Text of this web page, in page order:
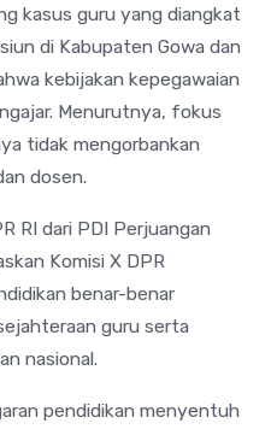
kasus guru yang diangkat
di Kabupaten Gowa dan
kebijakan kepegawaian
Menurutnya, fokus
tidak mengorbankan
dosen.
RI dari PDI Perjuangan
Komisi X DPR
benar-benar
guru serta
nasional.
pendidikan menyentuh